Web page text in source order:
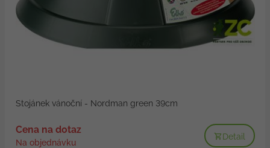
Stojánek vánoční - Nordman green 39cm
Cena na dotaz
Na objednávku
Detail